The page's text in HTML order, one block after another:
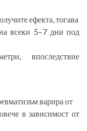
ефекта, тогава
всеки 5–7 дни под
впоследствие
варира от
в зависимост от